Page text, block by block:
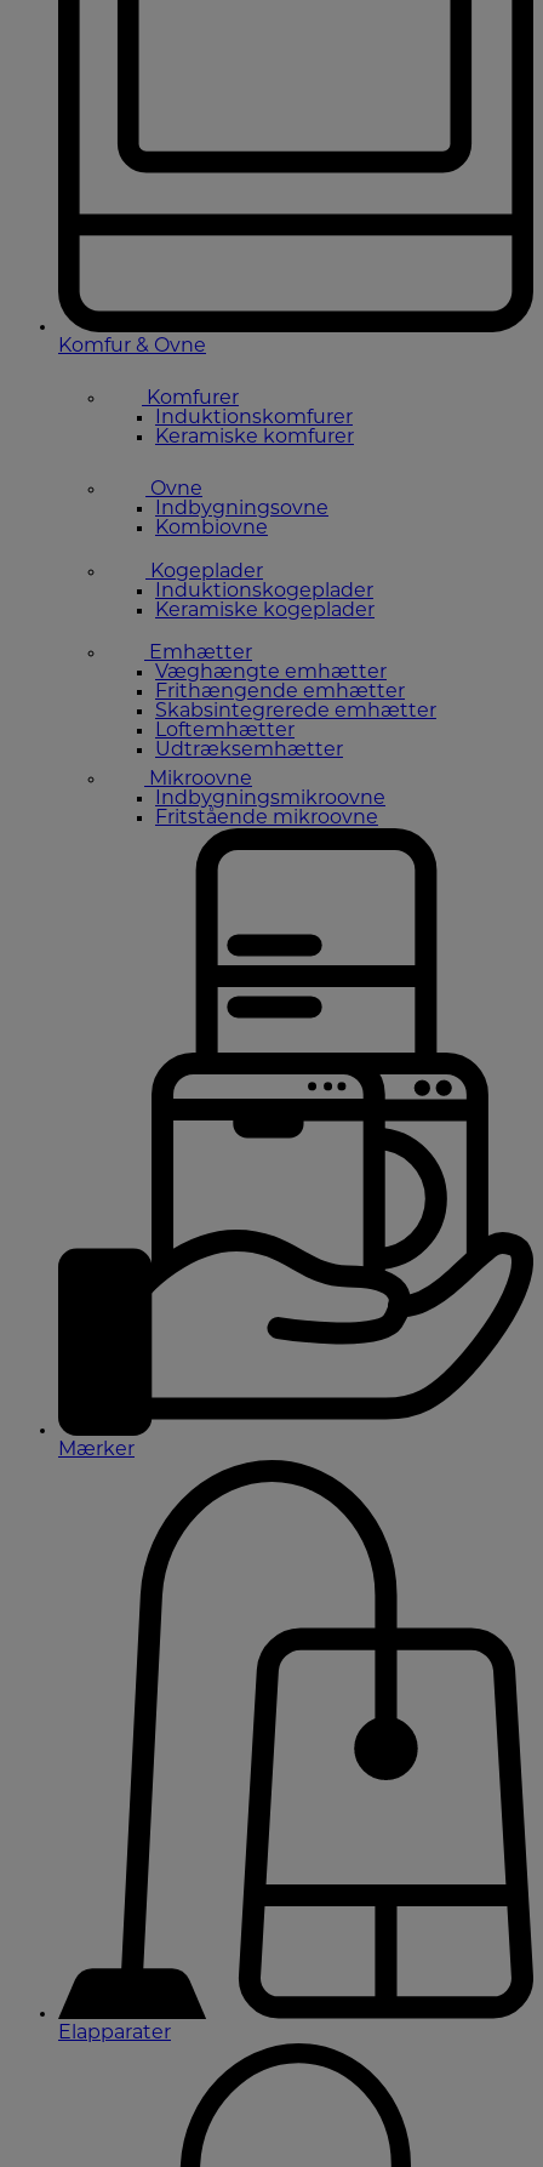
Komfur & Ovne
Komfurer
Induktionskomfurer
Keramiske komfurer
Ovne
Indbygningsovne
Kombiovne
Kogeplader
Induktionskogeplader
Keramiske kogeplader
Emhætter
Væghængte emhætter
Frithængende emhætter
Skabsintegrerede emhætter
Loftemhætter
Udtræksemhætter
Mikroovne
Indbygningsmikroovne
Fritstående mikroovne
Mærker
Elapparater